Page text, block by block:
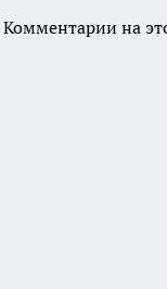
Комментарии на